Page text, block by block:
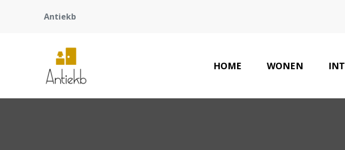
Antiekb
HOME WONEN